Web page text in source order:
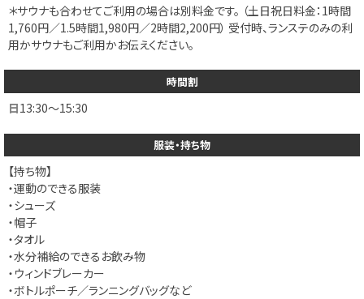
＊サウナも合わせてご利用の場合は別料金です。 （土日祝日料金：1時間
1,760円／1.5時間1,980円／2時間2,200円） 受付時、ランステのみの利
用かサウナもご利用かお伝えください。
時間割
日13:30～15:30
服装・持ち物
【持ち物】
・運動のできる服装
・シューズ
・帽子
・タオル
・水分補給のできるお飲み物
・ウィンドブレーカー
・ボトルポーチ／ランニングバッグなど